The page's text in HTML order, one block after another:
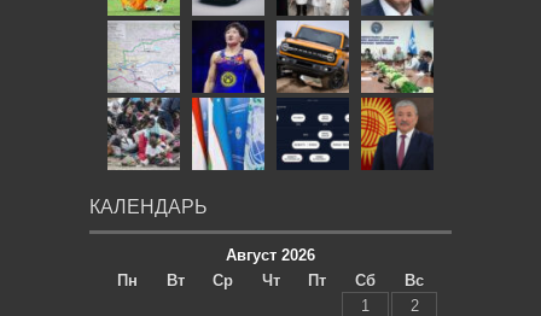
КАЛЕНДАРЬ
Август 2026
Пн
Вт Ср Чт Пт Сб
Вс
1
2